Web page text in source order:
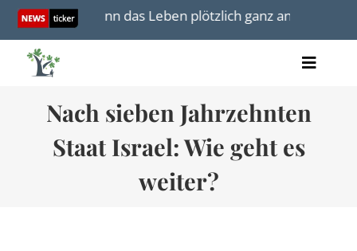
Skip
content
Wenn das Leben plötzlich ganz anders wird
Toggle
Videos
Bücher
Nach sieben Jahrzehnten
Staat Israel: Wie geht es
weiter?